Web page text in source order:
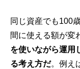
同じ資産でも100
間に使える額が変
を使いながら運用
る考え方だ。例え